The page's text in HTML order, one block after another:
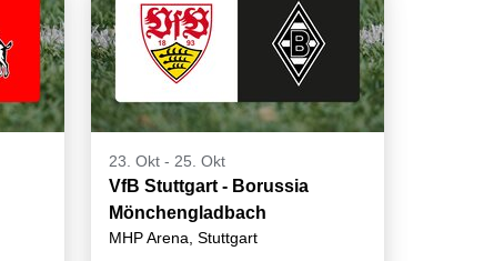
23. Okt - 25. Okt
VfB Stuttgart - Borussia
Mönchengladbach
MHP Arena, Stuttgart